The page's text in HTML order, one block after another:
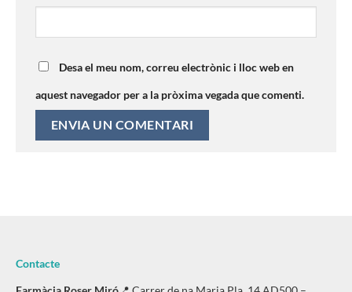
Desa el meu nom, correu electrònic i lloc web en
aquest navegador per a la pròxima vegada que comenti.
Contacte